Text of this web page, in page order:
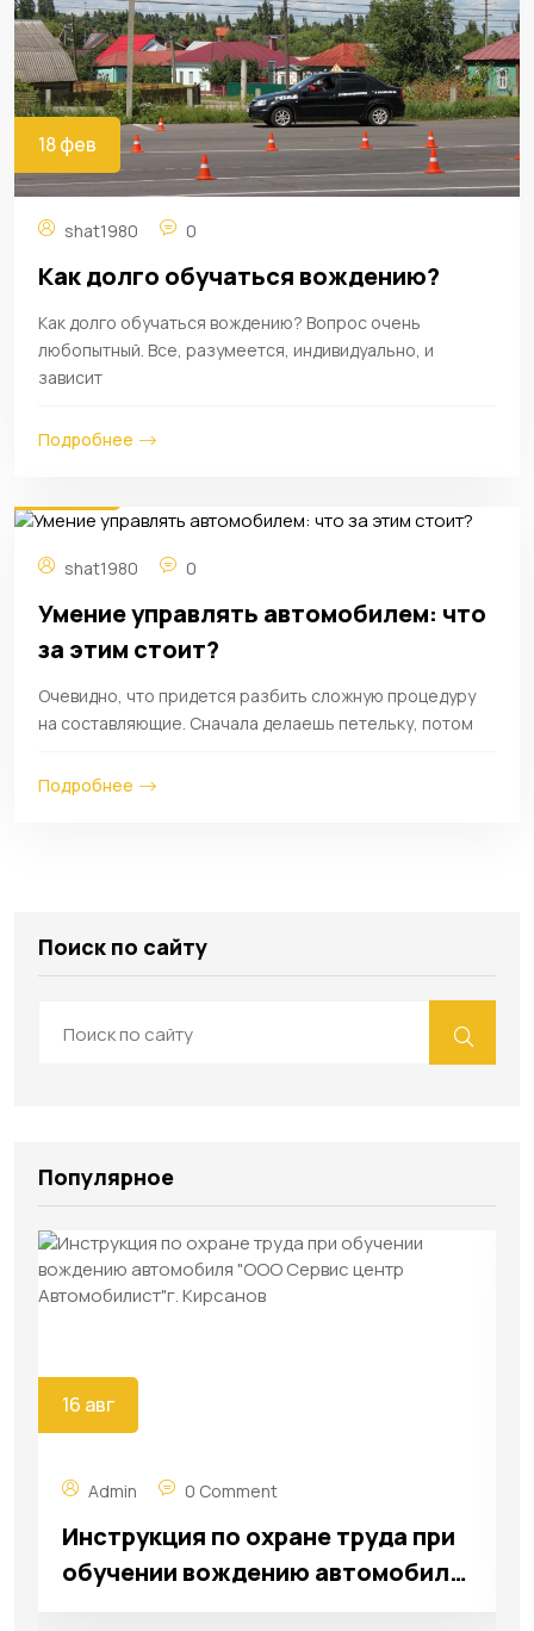
Поиск по сайту
Популярное
16 авг
Admin 0 Comment
Инструкция по охране труда при
обучении вождению автомобиля
18 фев
shat1980 0
Как долго обучаться вождению?
Как долго обучаться вождению? Вопрос очень
любопытный. Все, разумеется, индивидуально, и
зависит
Подробнее
shat1980 0
Умение управлять автомобилем: что
за этим стоит?
Очевидно, что придется разбить сложную процедуру
на составляющие. Сначала делаешь петельку, потом
Подробнее